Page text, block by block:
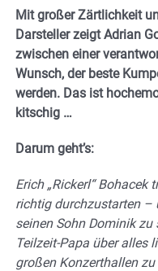
Mit großer Zärtlichkeit
Darsteller zeigt Adrian
zwischen einer
Wunsch, der beste
werden. Das ist
kitschig …
Darum geht’s:
Erich „Rickerl“
richtig durchzustarten –
seinen Sohn Dominik
Teilzeit-Papa über alles
großen Konzerthallen